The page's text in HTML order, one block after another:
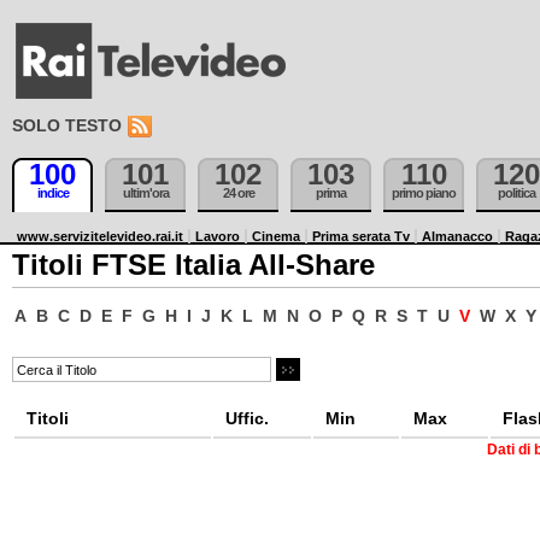
SOLO TESTO
100
indice
101
ultim'ora
102
24 ore
103
prima
110
primo piano
120
politica
www.servizitelevideo.rai.it Lavoro Cinema Prima serata Tv Almanacco
Titoli FTSE Italia All-Share
A B C D E F G H I J K L M N O P Q R S T U V W X Y
Titoli Uffic. Min Max
Dati di